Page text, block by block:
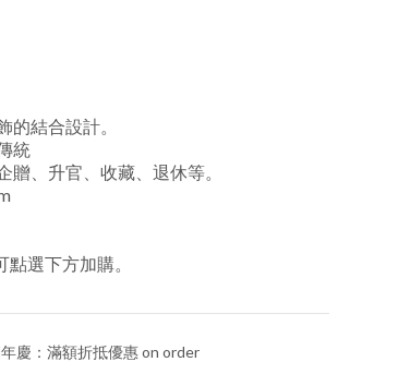
的結合設計。
統
贈、升官、收藏、退休等。
選下方加購。
慶：滿額折抵優惠 on order